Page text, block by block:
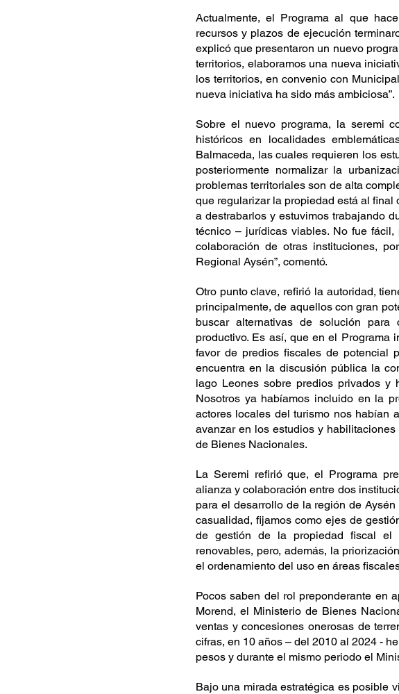
Actualmente, el Programa al que
recursos y plazos de ejecución
explicó que presentaron un nuevo
territorios, elaboramos una nueva
los territorios, en convenio con
nueva iniciativa ha sido más ambiciosa”.
Sobre el nuevo programa, la seremi
históricos en localidades
Balmaceda, las cuales requieren los
posteriormente normalizar la
problemas territoriales son de alta
que regularizar la propiedad está al
a destrabarlos y estuvimos trabajando
técnico – jurídicas viables. No fue fácil,
colaboración de otras instituciones,
Regional Aysén”, comentó.
Otro punto clave, refirió la autoridad,
principalmente, de aquellos con gran
buscar alternativas de solución
productivo. Es así, que en el Programa
favor de predios fiscales de potencial
encuentra en la discusión pública la
lago Leones sobre predios privados y
Nosotros ya habíamos incluido en la
actores locales del turismo nos habían
avanzar en los estudios y
de Bienes Nacionales.
La Seremi refirió que, el Programa
alianza y colaboración entre dos
para el desarrollo de la región de
casualidad, fijamos como ejes de
de gestión de la propiedad fiscal el
renovables, pero, además, la
el ordenamiento del uso en áreas
Pocos saben del rol preponderante en
Morend, el Ministerio de Bienes
ventas y concesiones onerosas de
cifras, en 10 años – del 2010 al 2024 -
pesos y durante el mismo periodo el
Bajo una mirada estratégica es posible